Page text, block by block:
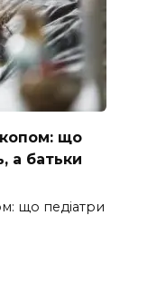
що
а батьки
що педіатри